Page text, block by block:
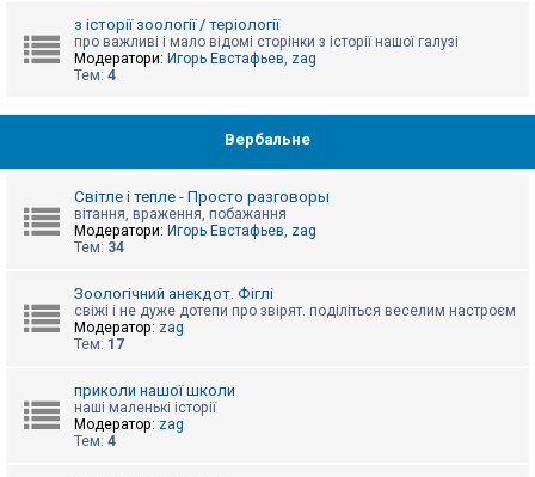
з історії зоології / теріології
про важливі і мало відомі сторінки з історії нашої галузі
Модератори: Игорь Евстафьев, zag
Тем: 4
Вербальне
Світле і тепле - Просто разговоры
вітання, враження, побажання
Модератори: Игорь Евстафьев, zag
Тем: 34
Зоологічний анекдот. Фіглі
свіжі і не дуже дотепи про звірят. поділіться веселим настроєм
Модератор: zag
Тем: 17
приколи нашої школи
наші маленькі історії
Модератор: zag
Тем: 4